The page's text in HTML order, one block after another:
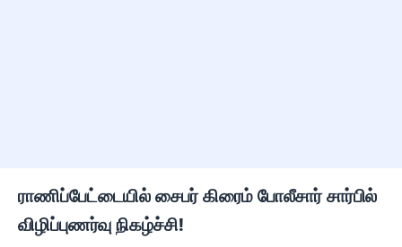
ராணிப்பேட்டையில் சைபர் கிரைம் போலீசார் சார்பில்
விழிப்புணர்வு நிகழ்ச்சி!